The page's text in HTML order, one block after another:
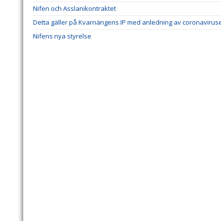
Nifen och Asslanikontraktet
Detta gäller på Kvarnängens IP med anledning av
Nifens nya styrelse